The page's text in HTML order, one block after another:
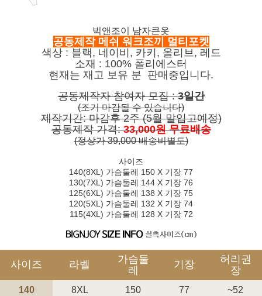
페이코 ID로 페
PAYCO 바로구매
빅앤조이 남자큰옷
공동제작 메쉬 워크조끼 멀티포켓
색상 : 블랙, 네이비, 카키, 올리브, 레드
소재 : 100% 폴리에스터
현재는 재고 보유 분 판매중입니다.
공동제작자 참여자 모집 :3일간
(조기 마감될 수 있습니다)
제작기간: 마감후 2주 (5월 말입고예정)
공동제작 가격:33,000원 무료배송
(정상가 39,000 배송비별도)
사이즈
140(8XL) 가슴둘레 150 X 기장 77
130(7XL) 가슴둘레 144 X 기장 76
125(6XL) 가슴둘레 138 X 기장 75
120(5XL) 가슴둘레 132 X 기장 74
115(4XL) 가슴둘레 128 X 기장 72
사이즈 라벨
가슴둘
레
기장
허리권
장
140 8XL 150 77
~52